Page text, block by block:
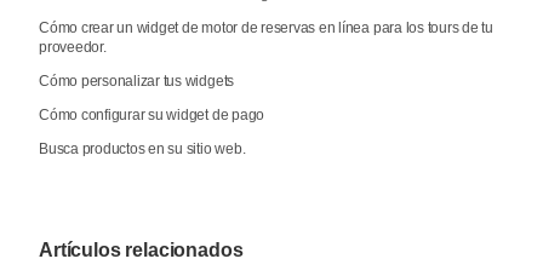
Cómo crear un widget de motor de reservas en línea para los tours de tu
proveedor.
Cómo personalizar tus widgets
Cómo configurar su widget de pago
Busca productos en su sitio web.
Artículos relacionados